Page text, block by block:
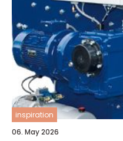
inspiration
06. May 2026